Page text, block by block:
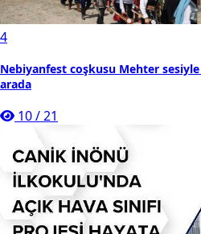
4
Nebiyanfest coşkusu Mehter
arada
10/21